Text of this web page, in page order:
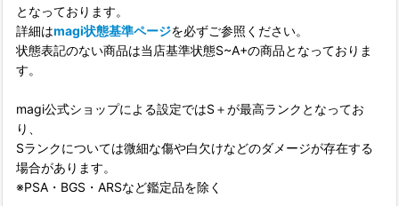
となっております。
詳細はmagi状態基準ページを必ずご参照ください。
状態表記のない商品は当店基準状態S~A+の商品となっておりま
す。
magi公式ショップによる設定ではS＋が最高ランクとなってお
り、
Sランクについては微細な傷や白欠けなどのダメージが存在する
場合があります。
※PSA・BGS・ARSなど鑑定品を除く